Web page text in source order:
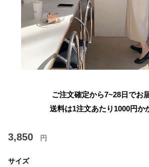
ご注文確定から7~28日でお
送料は1注文あたり 1000円か
3,850 円
サイズ